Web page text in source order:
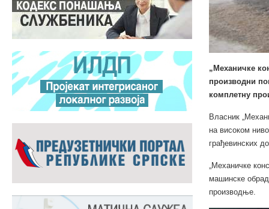
„Механичке
производни
комплетну
Власник
на високом
грађевинских
„Механичке
машинске
производње.